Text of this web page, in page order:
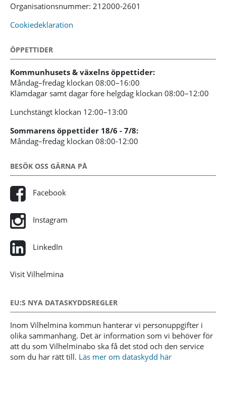
Organisationsnummer: 212000-2601
Cookiedeklaration
ÖPPETTIDER
Kommunhusets & växelns öppettider:
Måndag–fredag klockan 08:00–16:00
Klämdagar samt dagar före helgdag klockan 08:00–12:00
Lunchstängt klockan 12:00–13:00
Sommarens öppettider 18/6 - 7/8:
Måndag–fredag klockan 08:00-12:00
BESÖK OSS GÄRNA PÅ
Facebook
Instagram
LinkedIn
Visit Vilhelmina
EU:S NYA DATASKYDDSREGLER
Inom Vilhelmina kommun hanterar vi personuppgifter i
olika sammanhang. Det är information som vi behöver för
att du som Vilhelminabo ska få det stöd och den service
som du har rätt till. Läs mer om dataskydd här